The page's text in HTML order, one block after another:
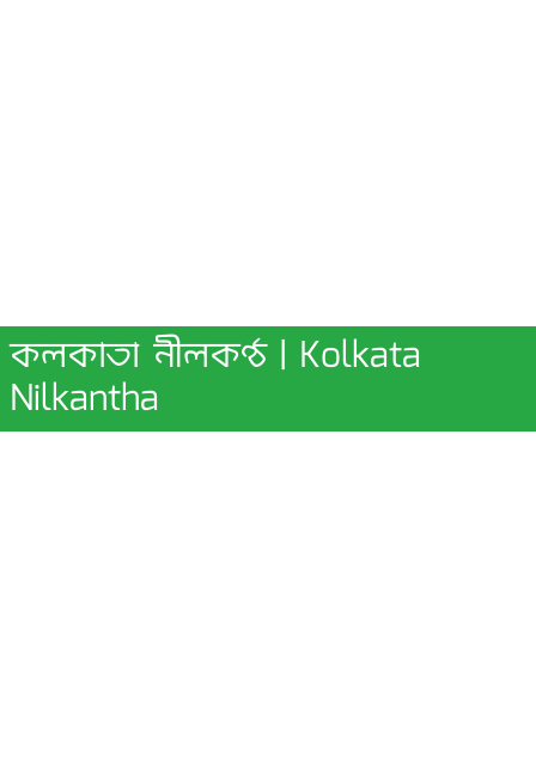
কলকাতা নীলকণ্ঠ | Kolkata
Nilkantha